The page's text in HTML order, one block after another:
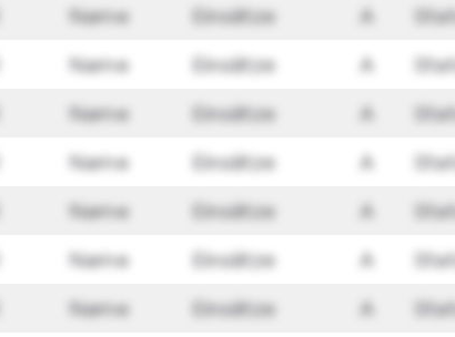
Name Einsätze A
Name Einsätze A
Name Einsätze A
Name Einsätze A
Name Einsätze A
Name Einsätze A
Name Einsätze A